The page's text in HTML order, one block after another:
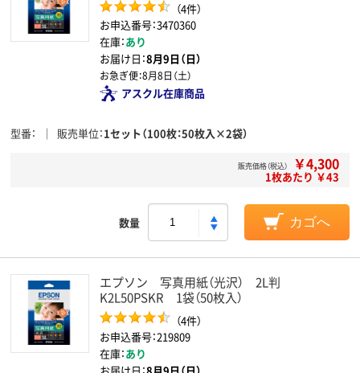
（4件）
お申込番号：3470360
在庫：あり
お届け日：8月9日（日）
お急ぎ便：8月8日（土）
アスクル在庫商品
型番 販売単位 1セット（100枚：50枚入×2袋）
販売価格（税込） ￥4,300
1枚あたり ￥43
数量 カゴへ
エプソン 写真用紙（光沢） 2L判
K2L50PSKR 1袋（50枚入）
（4件）
お申込番号：219809
在庫：あり